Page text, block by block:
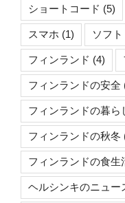
ショートコード (5)
スマホ (1) ソフト
フィンランド (4)
フィンランドの安全
フィンランドの暮ら
フィンランドの秋冬
フィンランドの食生
ヘルシンキのニュー